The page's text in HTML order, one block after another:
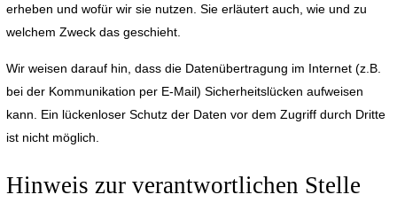
erheben und wofür wir sie nutzen. Sie erläutert auch, wie und zu
welchem Zweck das geschieht.
Wir weisen darauf hin, dass die Datenübertragung im Internet (z.B.
bei der Kommunikation per E-Mail) Sicherheitslücken aufweisen
kann. Ein lückenloser Schutz der Daten vor dem Zugriff durch Dritte
ist nicht möglich.
Hinweis zur verantwortlichen Stelle